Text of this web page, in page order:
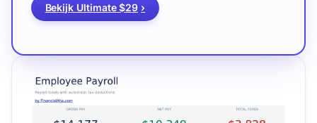
Bekijk Ultimate $29 ›